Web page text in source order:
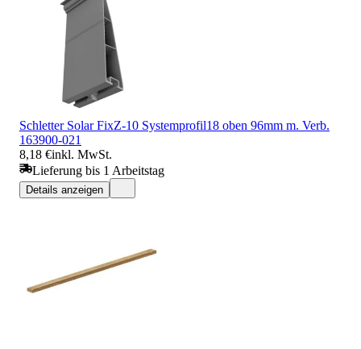
Schletter Solar FixZ-10 Systemprofil18 oben 96mm m. Verb.
163900-021
8,18 €inkl. MwSt.
Lieferung bis 1 Arbeitstag
Details anzeigen